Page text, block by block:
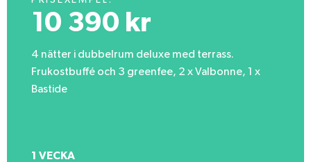
10 390 kr
4 nätter i dubbelrum deluxe med terrass.
Frukostbuffé och 3 greenfee, 2 x Valbonne, 1 x
Bastide
1 VECKA